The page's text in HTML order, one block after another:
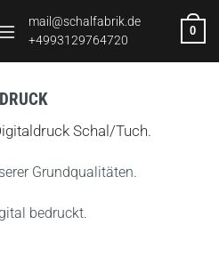
mail@schalfabrik.de
+4993129764720
0
Schal/Tuch.
Grundqualitäten.
bedruckt.